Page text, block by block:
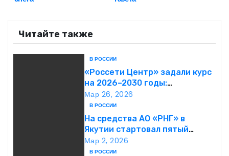
иЧитайте также
В РОССИИ
«Россети Центр» задали курс
на 2026–2030 годы:
инвестиции в надежность и
сбалансированная
финансовая политика
Мар 26, 2026
В РОССИИ
На средства АО «РНГ» в
Якутии стартовал пятый
юбилейный конкурс в сфере
образования
Мар 2, 2026
В РОССИИ